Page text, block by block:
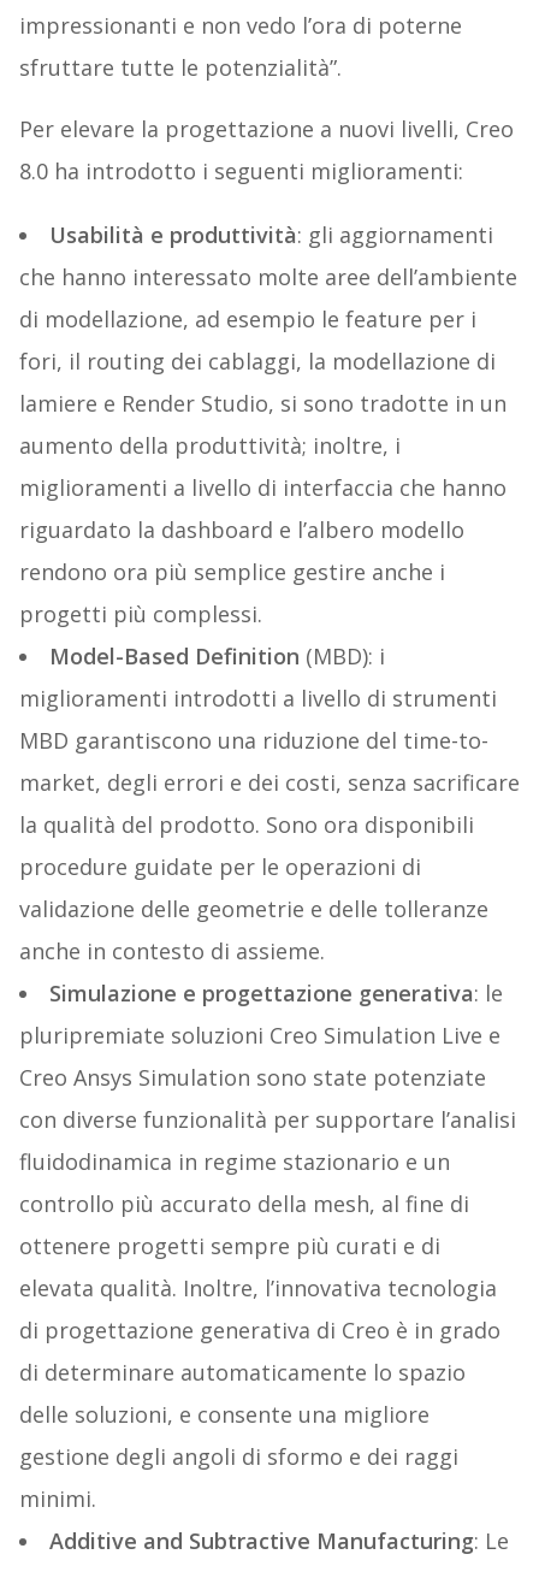
impressionanti e non vedo l’ora di poterne
sfruttare tutte le potenzialità”.
Per elevare la progettazione a nuovi livelli, Creo
8.0 ha introdotto i seguenti miglioramenti:
Usabilità e produttività: gli aggiornamenti
che hanno interessato molte aree dell’ambiente
di modellazione, ad esempio le feature per i
fori, il routing dei cablaggi, la modellazione di
lamiere e Render Studio, si sono tradotte in un
aumento della produttività; inoltre, i
miglioramenti a livello di interfaccia che hanno
riguardato la dashboard e l’albero modello
rendono ora più semplice gestire anche i
progetti più complessi.
Model-Based Definition (MBD): i
miglioramenti introdotti a livello di strumenti
MBD garantiscono una riduzione del time-to-
market, degli errori e dei costi, senza sacrificare
la qualità del prodotto. Sono ora disponibili
procedure guidate per le operazioni di
validazione delle geometrie e delle tolleranze
anche in contesto di assieme.
Simulazione e progettazione generativa: le
pluripremiate soluzioni Creo Simulation Live e
Creo Ansys Simulation sono state potenziate
con diverse funzionalità per supportare l’analisi
fluidodinamica in regime stazionario e un
controllo più accurato della mesh, al fine di
ottenere progetti sempre più curati e di
elevata qualità. Inoltre, l’innovativa tecnologia
di progettazione generativa di Creo è in grado
di determinare automaticamente lo spazio
delle soluzioni, e consente una migliore
gestione degli angoli di sformo e dei raggi
minimi.
Additive and Subtractive Manufacturing: Le